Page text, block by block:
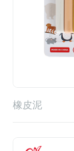
橡皮泥